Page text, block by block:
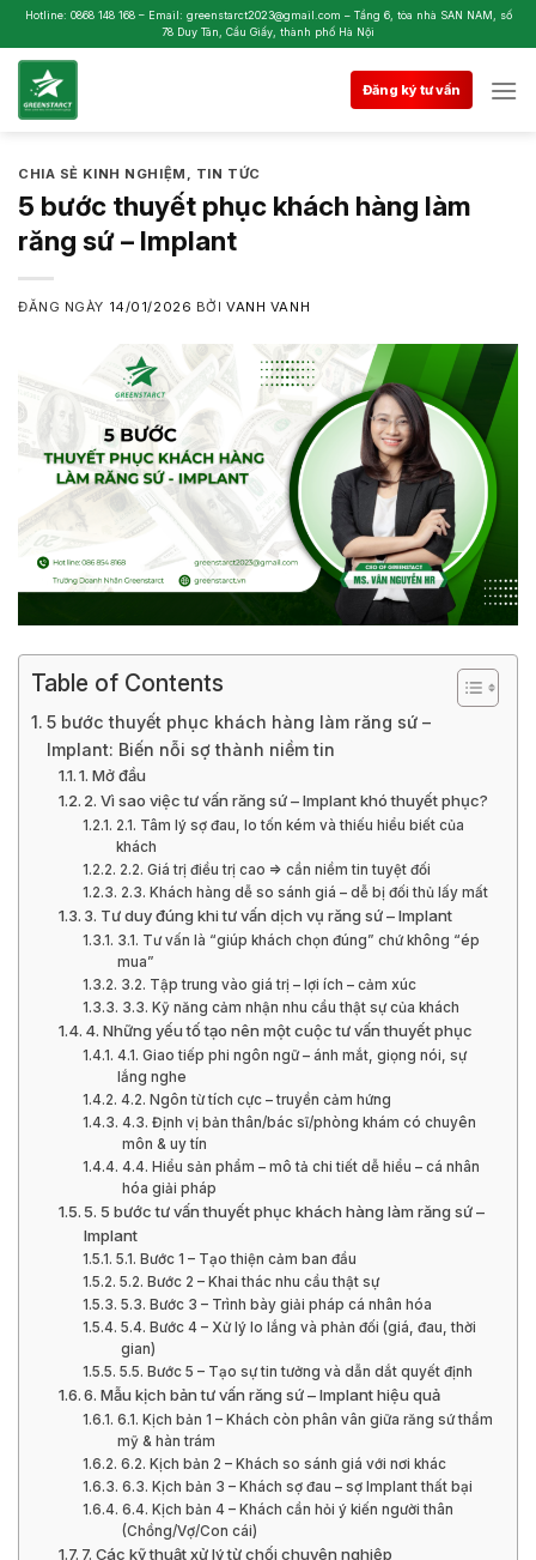
Skip
to
content
Hotline: 0868 148 168 – Email: greenstarct2023@gmail.com – Tầng 6, tòa nhà SAN NAM, số
78 Duy Tân, Cầu Giấy, thành phố Hà Nội
Đăng ký tư vấn
CHIA SẺ KINH NGHIỆM , TIN TỨC
5 bước thuyết phục khách hàng làm
răng sứ – Implant
ĐĂNG NGÀY 14/01/2026 BỞIVANH VANH
Table of Contents
5 bước thuyết phục khách hàng làm răng sứ –
Implant: Biến nỗi sợ thành niềm tin
1. Mở đầu
2. Vì sao việc tư vấn răng sứ – Implant khó thuyết phục?
2.1. Tâm lý sợ đau, lo tốn kém và thiếu hiểu biết của
khách
2.2. Giá trị điều trị cao => cần niềm tin tuyệt đối
2.3. Khách hàng dễ so sánh giá – dễ bị đối thủ lấy mất
3. Tư duy đúng khi tư vấn dịch vụ răng sứ – Implant
3.1. Tư vấn là “giúp khách chọn đúng” chứ không “ép
mua”
3.2. Tập trung vào giá trị – lợi ích – cảm xúc
3.3. Kỹ năng cảm nhận nhu cầu thật sự của khách
4. Những yếu tố tạo nên một cuộc tư vấn thuyết phục
4.1. Giao tiếp phi ngôn ngữ – ánh mắt, giọng nói, sự
lắng nghe
4.2. Ngôn từ tích cực – truyền cảm hứng
4.3. Định vị bản thân/bác sĩ/phòng khám có chuyên
môn & uy tín
4.4. Hiểu sản phẩm – mô tả chi tiết dễ hiểu – cá nhân
hóa giải pháp
5. 5 bước tư vấn thuyết phục khách hàng làm răng sứ –
Implant
5.1. Bước 1 – Tạo thiện cảm ban đầu
5.2. Bước 2 – Khai thác nhu cầu thật sự
5.3. Bước 3 – Trình bày giải pháp cá nhân hóa
5.4. Bước 4 – Xử lý lo lắng và phản đối (giá, đau, thời
gian)
5.5. Bước 5 – Tạo sự tin tưởng và dẫn dắt quyết định
6. Mẫu kịch bản tư vấn răng sứ – Implant hiệu quả
6.1. Kịch bản 1 – Khách còn phân vân giữa răng sứ thẩm
mỹ & hàn trám
6.2. Kịch bản 2 – Khách so sánh giá với nơi khác
6.3. Kịch bản 3 – Khách sợ đau – sợ Implant thất bại
6.4. Kịch bản 4 – Khách cần hỏi ý kiến người thân
(Chồng/Vợ/Con cái)
7. Các kỹ thuật xử lý từ chối chuyên nghiệp